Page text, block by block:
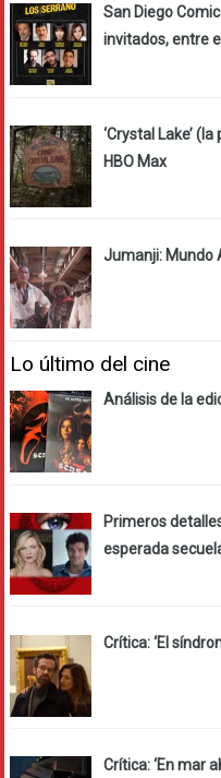
San Diego
invitados, entre
‘Crystal Lake’
HBO Max
Jumanji: Mundo
Lo último del cine
Análisis de la
Primeros
esperada
Crítica: ‘El
Crítica: ‘En mar